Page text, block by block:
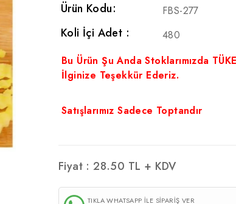
Ürün Kodu: FBS-277
Koli İçi Adet :
480
Bu Ürün Şu Anda Stoklarımızda
İlginize Teşekkür Ederiz.
Satışlarımız Sadece Toptandır
Fiyat :28.50 TL + KDV
TIKLA WHATSAPP İLE SİPARİŞ VER